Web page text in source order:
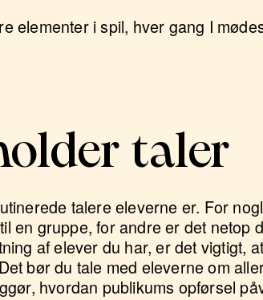
elementer i spil, hver gang I
taler
talere eleverne er. For
gruppe, for andre er det netop
af elever du har, er det vigtigt,
bør du tale med eleverne om
hvordan publikums opførsel